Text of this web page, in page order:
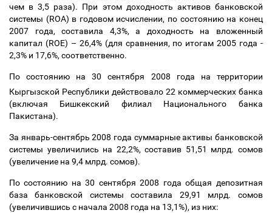
чем в 3,5 раза). При этом доходность активов банковской
системы (ROA) в годовом исчислении, по состоянию на конец
2007 года, составила 4,3%, а доходность на вложенный
капитал (ROE) – 26,4% (для сравнения, по итогам 2005 года -
2,3% и 17,6%, соответственно.
По состоянию на 30 сентября 2008 года на территории
Кыргызской Республики действовало 22 коммерческих банка
(включая Бишкекский филиал Национального банка
Пакистана).
За январь-сентябрь 2008 года суммарные активы банковской
системы увеличились на 22,2%, составив 51,51 млрд. сомов
(увеличение на 9,4 млрд. сомов).
По состоянию на 30 сентября 2008 года общая депозитная
база банковской системы составила 29,91 млрд. сомов
(увеличившись с начала 2008 года на 13,1%), из них: